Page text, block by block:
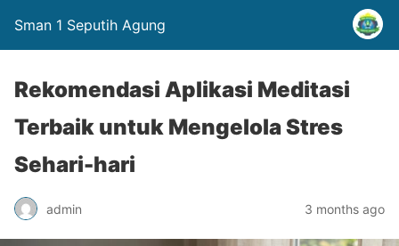
Sman 1 Seputih Agung
Rekomendasi Aplikasi Meditasi
Terbaik untuk Mengelola Stres
Sehari-hari
admin 3 months ago